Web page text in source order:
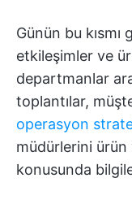
Günün bu
etkileşimler ve
departmanlar
toplantılar,
operasyon
müdürlerini
konusunda